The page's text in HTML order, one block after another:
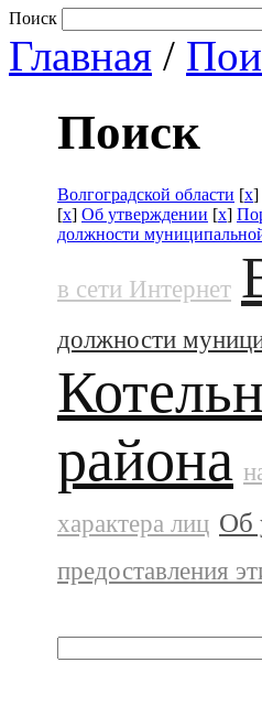
Поиск
Главная /
Поиск
Волгоградской области [x]
[x] Об утверждении [x]
должности
в сети Интернет
должности
района
характера лиц Об
предоставления